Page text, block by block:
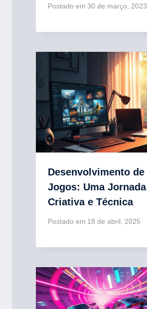
Postado em 30 de março, 2023
Desenvolvimento de
Jogos: Uma Jornada
Criativa e Técnica
Postado em 18 de abril, 2025